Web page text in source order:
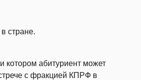
стране.
котором абитуриент может
с фракцией КПРФ в